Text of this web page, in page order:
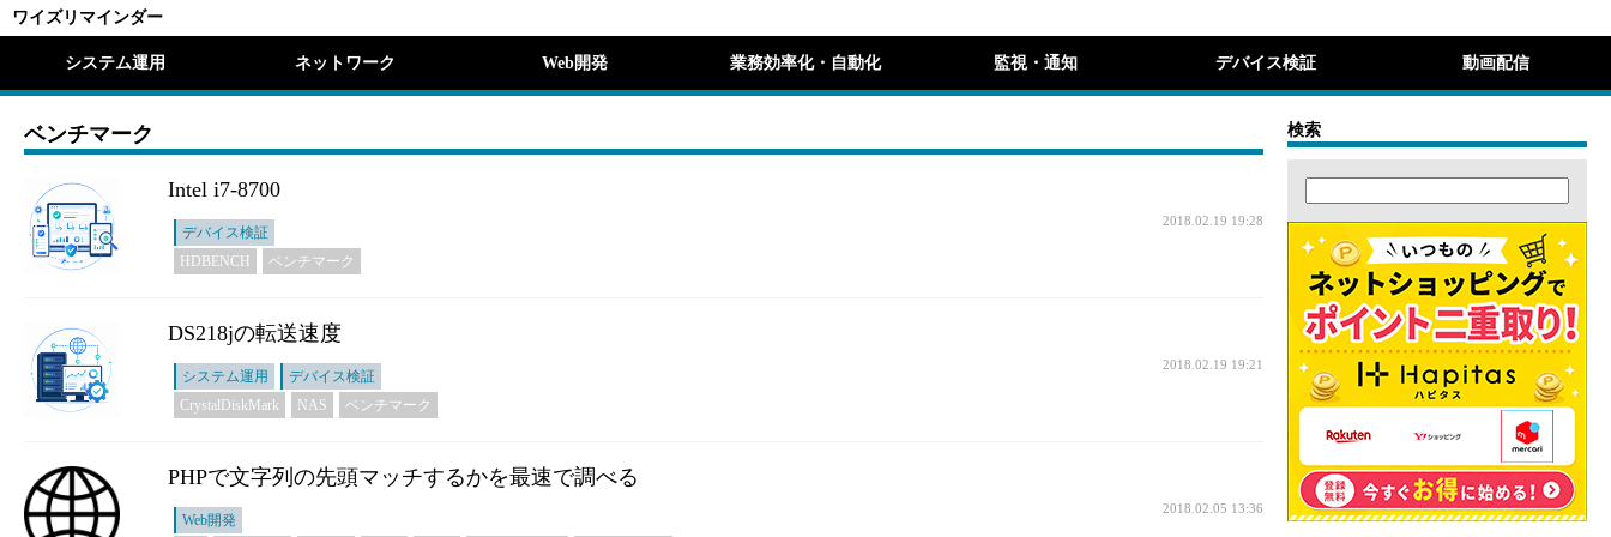
ワイズリマインダー
システム運用 ネットワーク Web開発 業務効率化・自動化 監視・通知 デバイス検証 動画配信
ベンチマーク
Intel i7-8700
デバイス検証
2018.02.19 19:28
HDBENCH ベンチマーク
DS218jの転送速度
システム運用 デバイス検証
2018.02.19 19:21
CrystalDiskMark NAS ベンチマーク
PHPで文字列の先頭マッチするかを最速で調べる
Web開発
2018.02.05 13:36
検索